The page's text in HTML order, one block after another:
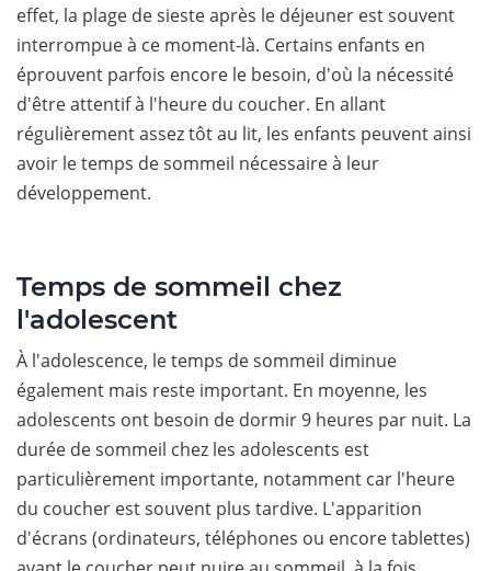
effet, la plage de sieste après le déjeuner est souvent
interrompue à ce moment-là. Certains enfants en
éprouvent parfois encore le besoin, d'où la nécessité
d'être attentif à l'heure du coucher. En allant
régulièrement assez tôt au lit, les enfants peuvent ainsi
avoir le temps de sommeil nécessaire à leur
développement.
Temps de sommeil chez
l'adolescent
À l'adolescence, le temps de sommeil diminue
également mais reste important. En moyenne, les
adolescents ont besoin de dormir 9 heures par nuit. La
durée de sommeil chez les adolescents est
particulièrement importante, notamment car l'heure
du coucher est souvent plus tardive. L'apparition
d'écrans (ordinateurs, téléphones ou encore tablettes)